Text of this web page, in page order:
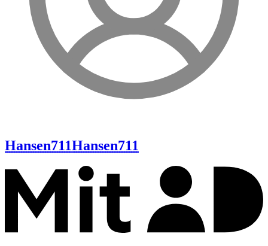
Hansen711Hansen711